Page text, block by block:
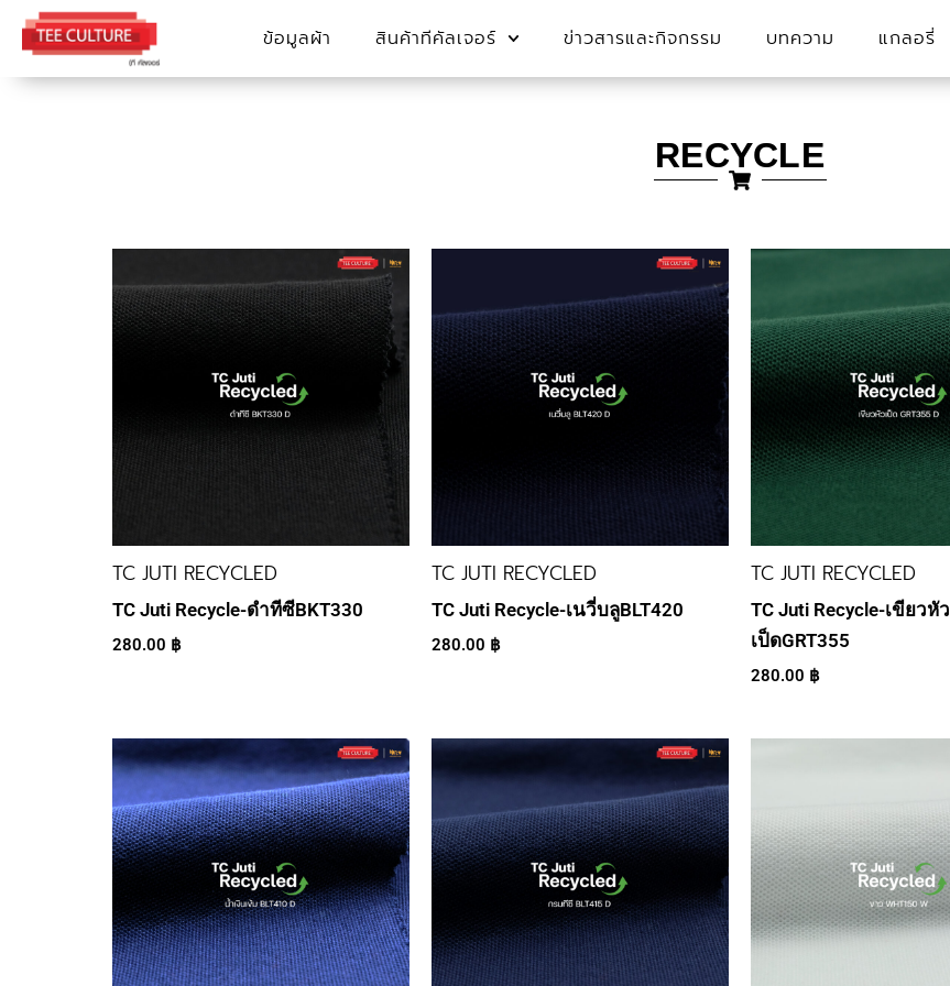
Skip
content
ข้อมูลผ้า สินค้าทีคัลเจอร์ ข่าวสารและกิจกรรม บทความ แกลอรี่
RECYCLE
TC JUTI RECYCLED
TC Juti Recycle-ดำทีซีBKT330
280.00 ฿
TC JUTI RECYCLED
TC Juti Recycle-เนวี่บลูBLT420
280.00 ฿
TC JUTI RECYCLED
TC Juti Recycle-เขียวหัว
เป็ดGRT355
280.00 ฿